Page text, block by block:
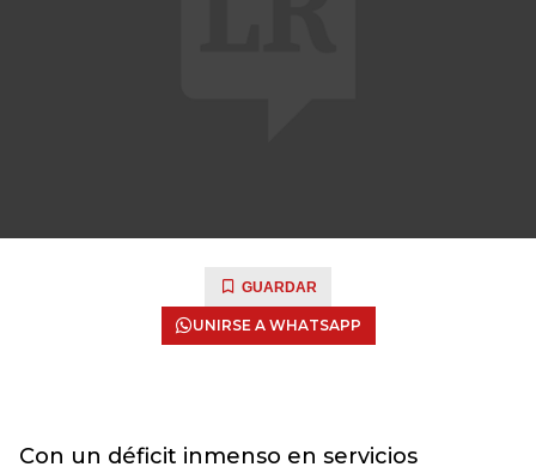
GUARDAR
UNIRSE A WHATSAPP
Con un déficit inmenso en servicios